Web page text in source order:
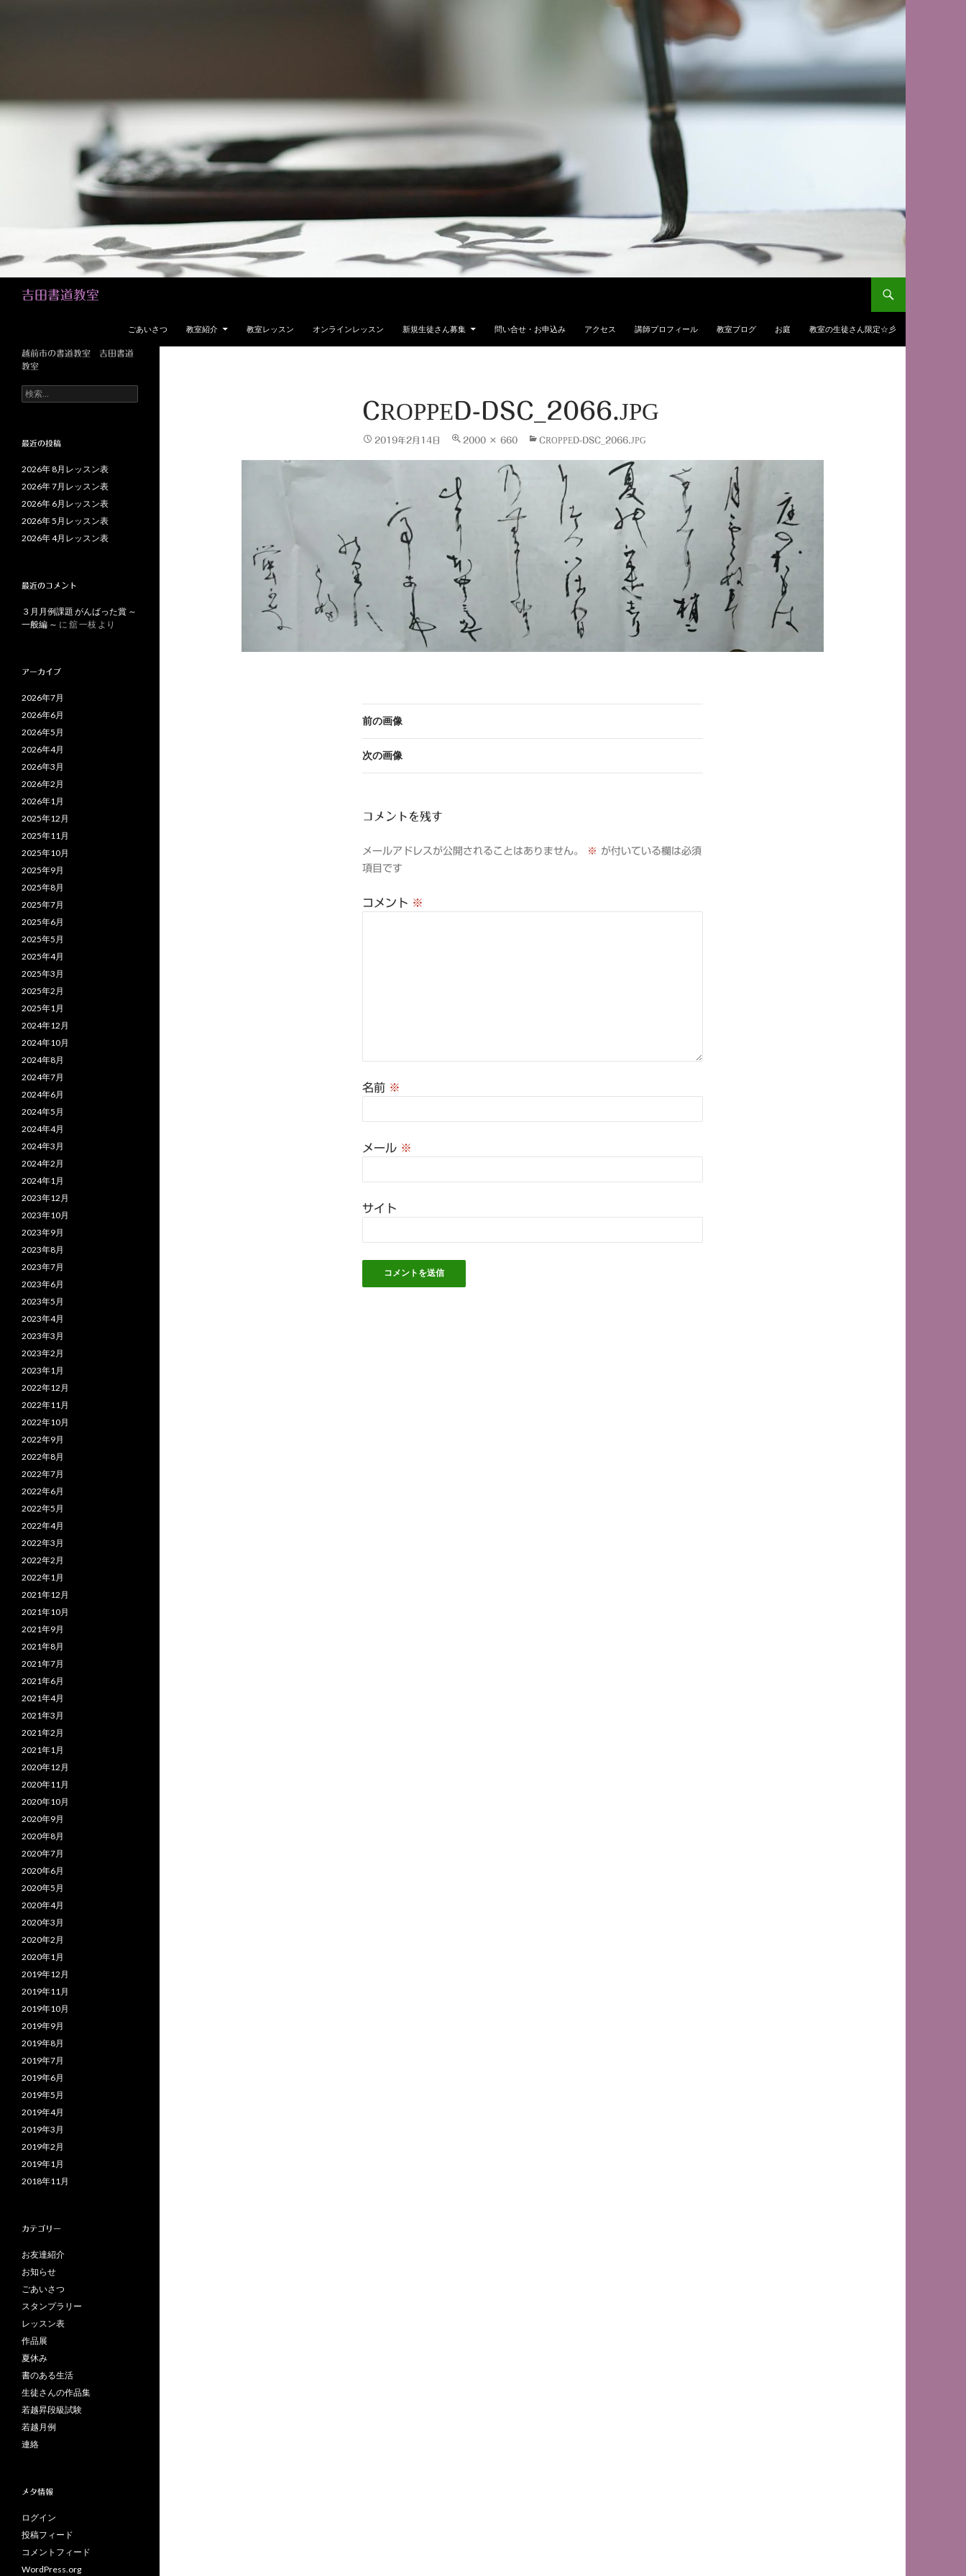
吉田書道教室
ごあいさつ
教室紹介 教室レッスン オンラインレッスン 新規生徒さん募集 問い合せ・お申込み アクセス 講師プロフィール 教室ブログ お庭 教室の生徒さん限定☆彡
CROPPED-DSC_2066.JPG
2019年2月14日 2000 × 660 CROPPED-DSC_2066.JPG
前の画像
次の画像
コメントを残す
メールアドレスが公開されることはありません。 ※ が付いている欄は必須
項目です
コメント ※
名前 ※
メール ※
サイト
越前市の書道教室 吉田書道
教室
検
索:
最近の投稿
2026年 8月レッスン表
2026年 7月レッスン表
2026年 6月レッスン表
2026年 5月レッスン表
2026年 4月レッスン表
最近のコメント
３月月例課題 がんばった賞 ～
一般編 ～ に 舘 一枝 より
アーカイブ
2026年7月
2026年6月
2026年5月
2026年4月
2026年3月
2026年2月
2026年1月
2025年12月
2025年11月
2025年10月
2025年9月
2025年8月
2025年7月
2025年6月
2025年5月
2025年4月
2025年3月
2025年2月
2025年1月
2024年12月
2024年10月
2024年8月
2024年7月
2024年6月
2024年5月
2024年4月
2024年3月
2024年2月
2024年1月
2023年12月
2023年10月
2023年9月
2023年8月
2023年7月
2023年6月
2023年5月
2023年4月
2023年3月
2023年2月
2023年1月
2022年12月
2022年11月
2022年10月
2022年9月
2022年8月
2022年7月
2022年6月
2022年5月
2022年4月
2022年3月
2022年2月
2022年1月
2021年12月
2021年10月
2021年9月
2021年8月
2021年7月
2021年6月
2021年4月
2021年3月
2021年2月
2021年1月
2020年12月
2020年11月
2020年10月
2020年9月
2020年8月
2020年7月
2020年6月
2020年5月
2020年4月
2020年3月
2020年2月
2020年1月
2019年12月
2019年11月
2019年10月
2019年9月
2019年8月
2019年7月
2019年6月
2019年5月
2019年4月
2019年3月
2019年2月
2019年1月
2018年11月
カテゴリー
お友達紹介
お知らせ
ごあいさつ
スタンプラリー
レッスン表
作品展
夏休み
書のある生活
生徒さんの作品集
若越昇段級試験
若越月例
連絡
メタ情報
ログイン
投稿フィード
コメントフィード
WordPress.org